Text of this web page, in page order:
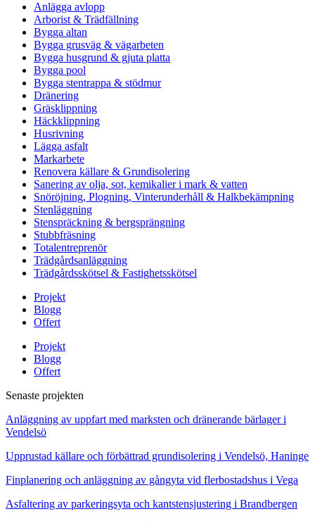
Anlägga avlopp
Arborist & Trädfällning
Bygga altan
Bygga grusväg & vägarbeten
Bygga husgrund & gjuta platta
Bygga pool
Bygga stentrappa & stödmur
Dränering
Gräsklippning
Häckklippning
Husrivning
Lägga asfalt
Markarbete
Renovera källare & Grundisolering
Sanering av olja, sot, kemikalier i mark & vatten
Snöröjning, Plogning, Vinterunderhåll & Halkbekämpning
Stenläggning
Stenspräckning & bergsprängning
Stubbfräsning
Totalentreprenör
Trädgårdsanläggning
Trädgårdsskötsel & Fastighetsskötsel
Projekt
Blogg
Offert
Projekt
Blogg
Offert
Senaste projekten
Anläggning av uppfart med marksten och dränerande bärlager i
Vendelsö
Upprustad källare och förbättrad grundisolering i Vendelsö, Haninge
Finplanering och anläggning av gångyta vid flerbostadshus i Vega
Asfaltering av parkeringsyta och kantstensjustering i Brandbergen